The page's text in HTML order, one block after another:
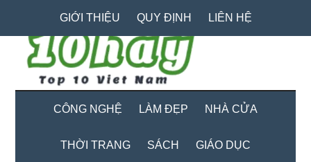
content
secondary
menu
primary
sidebar
GIỚI THIỆU QUY ĐỊNH LIÊN HỆ
CÔNG NGHỆ LÀM ĐẸP NHÀ CỬA
THỜI TRANG SÁCH GIÁO DỤC